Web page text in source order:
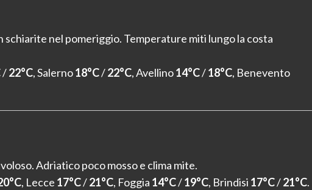
schiarite nel pomeriggio. Temperature miti lungo la costa
/22°C, Salerno18°C/22°C, Avellino14°C/18°C, Benevento
Adriatico poco mosso e clima mite.
, Lecce 17°C/21°C, Foggia 14°C/19°C, Brindisi 17°C/21°C.